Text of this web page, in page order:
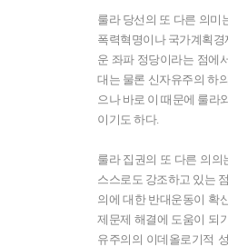
룰라 당선의 또 다른 의미
폭력혁명이나 국가계획경
운 좌파 정당이라는 점에
대는 물론 신자유주의 하
으나 바로 이 때문에 룰라
이기도 하다.
룰라 집권의 또 다른 의의
스스로도 강조하고 있는
의에 대한 반대운동이 확
제문제 해결에 도움이 되
유주의의 이데올로기적